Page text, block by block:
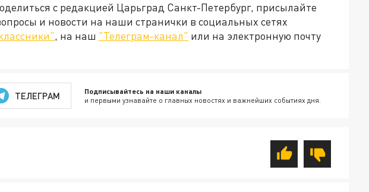
с редакцией Царьград Санкт-Петербург, присылайте
и новости на наши странички в социальных сетях
, на наш "Телеграм-канал" или на электронную почту
ТЕЛЕГРАМ Подписывайтесь на наши каналы
и первыми узнавайте о главных новостях и важнейших событиях дня.